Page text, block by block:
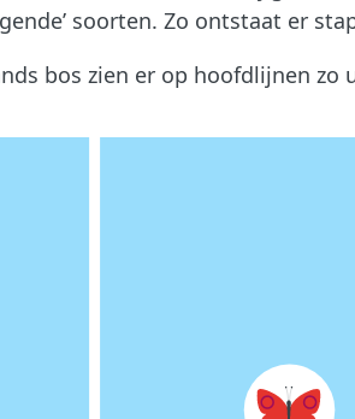
soorten. Zo ontstaat er
bos zien er op hoofdlijnen zo